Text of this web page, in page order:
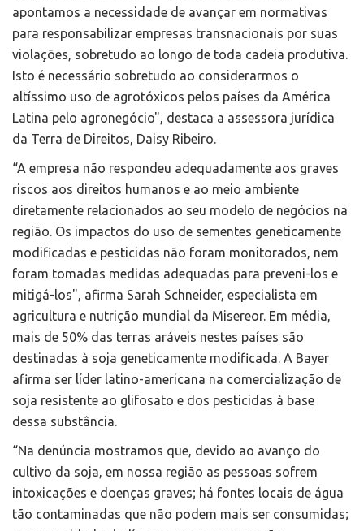
apontamos a necessidade de avançar em normativas
para responsabilizar empresas transnacionais por suas
violações, sobretudo ao longo de toda cadeia produtiva.
Isto é necessário sobretudo ao considerarmos o
altíssimo uso de agrotóxicos pelos países da América
Latina pelo agronegócio", destaca a assessora jurídica
da Terra de Direitos, Daisy Ribeiro.
“A empresa não respondeu adequadamente aos graves
riscos aos direitos humanos e ao meio ambiente
diretamente relacionados ao seu modelo de negócios na
região. Os impactos do uso de sementes geneticamente
modificadas e pesticidas não foram monitorados, nem
foram tomadas medidas adequadas para preveni-los e
mitigá-los", afirma Sarah Schneider, especialista em
agricultura e nutrição mundial da Misereor. Em média,
mais de 50% das terras aráveis nestes países são
destinadas à soja geneticamente modificada. A Bayer
afirma ser líder latino-americana na comercialização de
soja resistente ao glifosato e dos pesticidas à base
dessa substância.
“Na denúncia mostramos que, devido ao avanço do
cultivo da soja, em nossa região as pessoas sofrem
intoxicações e doenças graves; há fontes locais de água
tão contaminadas que não podem mais ser consumidas;